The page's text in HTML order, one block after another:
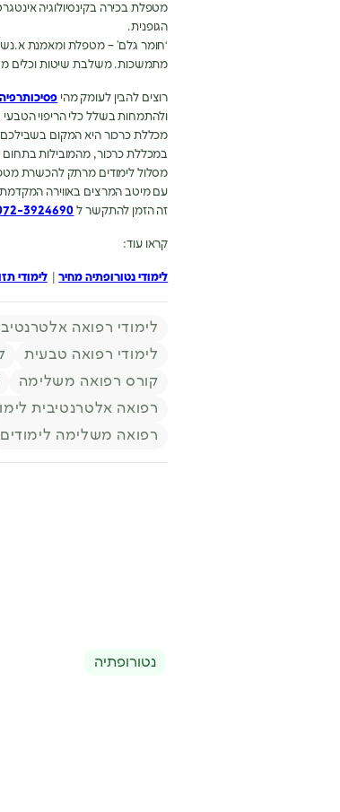
מטפלת בכירה בקינסיולוגיה
הגופנית.
‘חומר גלם’ – מטפלת ומאמנת
מתמשכות. משלבת שיטות וכלים
רוצים להבין לעומק מהי
ולהתמחות בשלל כלי הריפוי
מכללת כרכור היא המקום
במכללת כרכור, מהמובילות
מסלול לימודים מרתק להכשרת
עם מיטב המרצים באווירה
זה הזמן להתקשר ל 3924690
קראו עוד:
לימודי נטורופתיה מחיר|לימודי
לימודי רפואה
לימודי רפואה טבעית
קורס רפואה משלימה
רפואה אלטרנטיבית
רפואה משלימה לימודים
נטורופתיה